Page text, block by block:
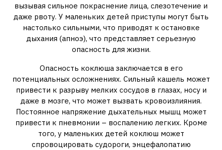
вызывая сильное покраснение лица, слезотечение и
даже рвоту. У маленьких детей приступы могут быть
настолько сильными, что приводят к остановке
дыхания (апноэ), что представляет серьезную
опасность для жизни.
Опасность коклюша заключается в его
потенциальных осложнениях. Сильный кашель может
привести к разрыву мелких сосудов в глазах, носу и
даже в мозге, что может вызвать кровоизлияния.
Постоянное напряжение дыхательных мышц может
привести к пневмонии – воспалению легких. Кроме
того, у маленьких детей коклюш может
спровоцировать судороги, энцефалопатию